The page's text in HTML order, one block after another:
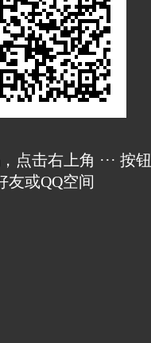
点击右上角 ··· 按钮
友或QQ空间